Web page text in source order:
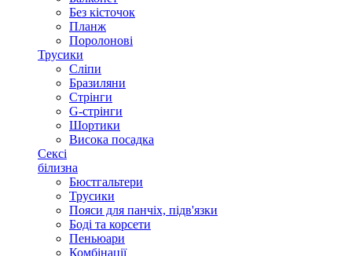
Без кісточок
Планж
Поролонові
Трусики
Сліпи
Бразиляни
Стрінги
G-стрінги
Шортики
Висока посадка
Сексі
білизна
Бюстгальтери
Трусики
Пояси для панчіх, підв'язки
Боді та корсети
Пеньюари
Комбінації